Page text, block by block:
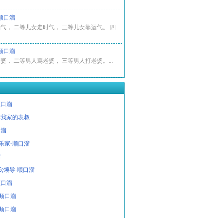
口溜
， 二等儿女走时气， 三等儿女靠运气。 四
口溜
， 二等男人骂老婆， 三等男人打老婆。...
溜
家的表叔
家-顺口溜
领导-顺口溜
溜
口溜
口溜